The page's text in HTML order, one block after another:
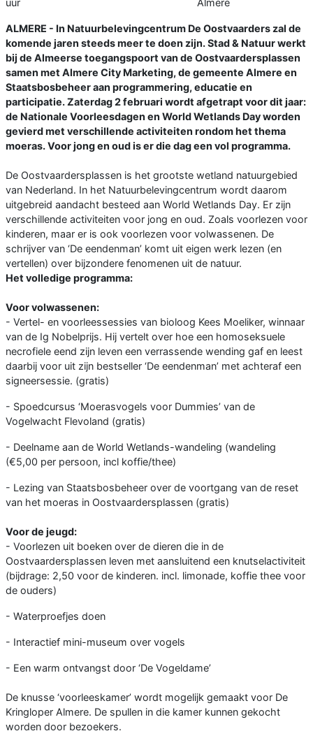
uur
Almere
ALMERE - In Natuurbelevingcentrum De Oostvaarders zal de
komende jaren steeds meer te doen zijn. Stad & Natuur werkt
bij de Almeerse toegangspoort van de Oostvaardersplassen
samen met Almere City Marketing, de gemeente Almere en
Staatsbosbeheer aan programmering, educatie en
participatie. Zaterdag 2 februari wordt afgetrapt voor dit jaar:
de Nationale Voorleesdagen en World Wetlands Day worden
gevierd met verschillende activiteiten rondom het thema
moeras. Voor jong en oud is er die dag een vol programma.
De Oostvaardersplassen is het grootste wetland natuurgebied
van Nederland. In het Natuurbelevingcentrum wordt daarom
uitgebreid aandacht besteed aan World Wetlands Day. Er zijn
verschillende activiteiten voor jong en oud. Zoals voorlezen voor
kinderen, maar er is ook voorlezen voor volwassenen. De
schrijver van ‘De eendenman’ komt uit eigen werk lezen (en
vertellen) over bijzondere fenomenen uit de natuur.
Het volledige programma:
Voor volwassenen:
- Vertel- en voorleessessies van bioloog Kees Moeliker, winnaar
van de Ig Nobelprijs. Hij vertelt over hoe een homoseksuele
necrofiele eend zijn leven een verrassende wending gaf en leest
daarbij voor uit zijn bestseller ‘De eendenman’ met achteraf een
signeersessie. (gratis)
- Spoedcursus ‘Moerasvogels voor Dummies’ van de
Vogelwacht Flevoland (gratis)
- Deelname aan de World Wetlands-wandeling (wandeling
(€5,00 per persoon, incl koffie/thee)
- Lezing van Staatsbosbeheer over de voortgang van de reset
van het moeras in Oostvaardersplassen (gratis)
Voor de jeugd:
- Voorlezen uit boeken over de dieren die in de
Oostvaardersplassen leven met aansluitend een knutselactiviteit
(bijdrage: 2,50 voor de kinderen. incl. limonade, koffie thee voor
de ouders)
- Waterproefjes doen
- Interactief mini-museum over vogels
- Een warm ontvangst door ‘De Vogeldame’
De knusse ‘voorleeskamer’ wordt mogelijk gemaakt voor De
Kringloper Almere. De spullen in die kamer kunnen gekocht
worden door bezoekers.